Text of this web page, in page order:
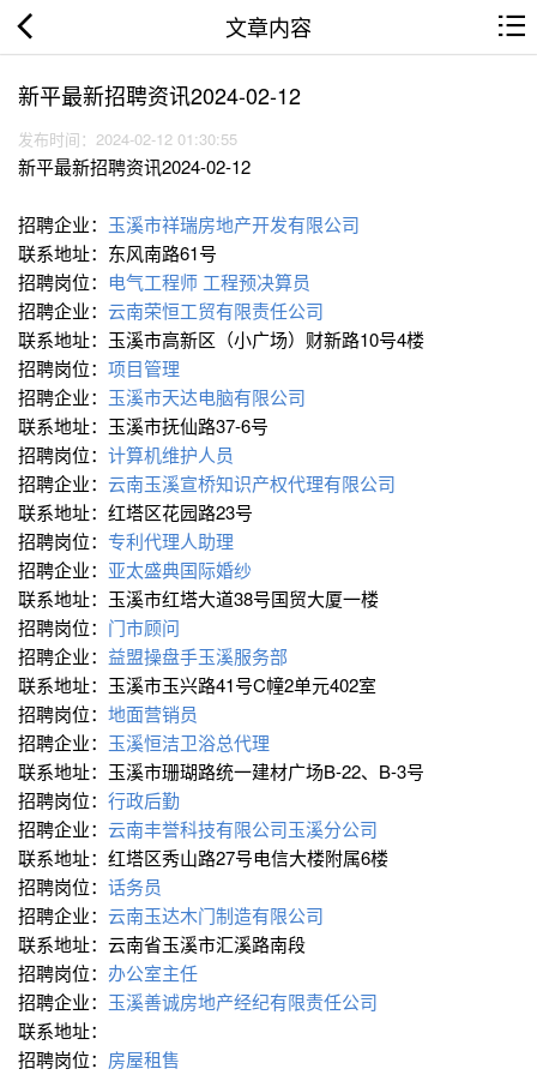
文章内容
新平最新招聘资讯2024-02-12
发布时间：2024-02-12 01:30:55
新平最新招聘资讯2024-02-12
招聘企业： 玉溪市祥瑞房地产开发有限公司
联系地址：东风南路61号
招聘岗位： 电气工程师 工程预决算员
招聘企业： 云南荣恒工贸有限责任公司
联系地址：玉溪市高新区（小广场）财新路10号4楼
招聘岗位： 项目管理
招聘企业： 玉溪市天达电脑有限公司
联系地址：玉溪市抚仙路37-6号
招聘岗位： 计算机维护人员
招聘企业： 云南玉溪宣桥知识产权代理有限公司
联系地址：红塔区花园路23号
招聘岗位： 专利代理人助理
招聘企业： 亚太盛典国际婚纱
联系地址：玉溪市红塔大道38号国贸大厦一楼
招聘岗位： 门市顾问
招聘企业： 益盟操盘手玉溪服务部
联系地址：玉溪市玉兴路41号C幢2单元402室
招聘岗位： 地面营销员
招聘企业： 玉溪恒洁卫浴总代理
联系地址：玉溪市珊瑚路统一建材广场B-22、B-3号
招聘岗位： 行政后勤
招聘企业： 云南丰誉科技有限公司玉溪分公司
联系地址：红塔区秀山路27号电信大楼附属6楼
招聘岗位： 话务员
招聘企业： 云南玉达木门制造有限公司
联系地址：云南省玉溪市汇溪路南段
招聘岗位： 办公室主任
招聘企业： 玉溪善诚房地产经纪有限责任公司
联系地址：
招聘岗位： 房屋租售